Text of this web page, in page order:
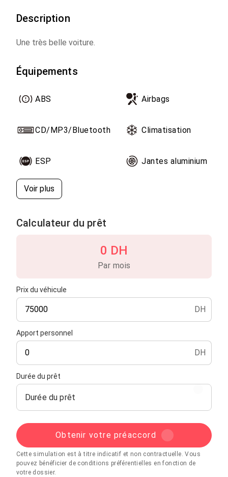
Description
Une très belle voiture.
Équipements
ABS Airbags
CD/MP3/Bluetooth Climatisation
ESP Jantes aluminium
Voir plus
Calculateur du prêt
Prix du véhicule
DH
Apport personnel
DH
Durée du prêt
Durée du prêt
0 DH
Par mois
Obtenir votre préaccord
Cette simulation est à titre indicatif et non contractuelle. Vous
pouvez bénéficier de conditions préférentielles en fonction de
votre dossier.